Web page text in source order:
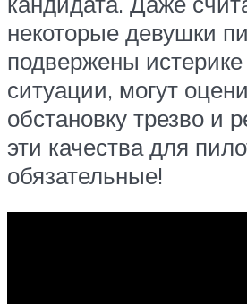
некоторые девушки
подвержены
ситуации, могут
обстановку трезво и
эти качества для
обязательные!